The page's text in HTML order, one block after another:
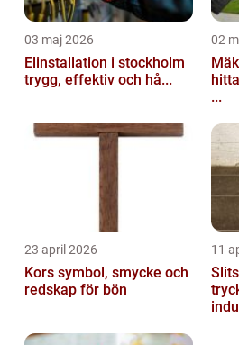
03 maj 2026
Elinstallation i stockholm
trygg, effektiv och hå...
02
...
23 april 2026
Kors symbol, smycke och
redskap för bön
11